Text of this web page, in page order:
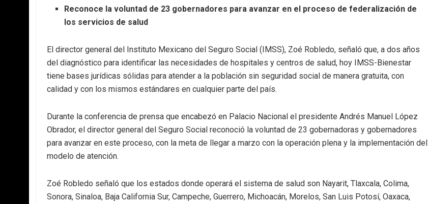
Reconoce la voluntad de 23 gobernadores para avanzar en el proceso de federalización de
los servicios de salud
El director general del Instituto Mexicano del Seguro Social (IMSS), Zoé Robledo, señaló que, a dos años
del diagnóstico para identificar las necesidades de hospitales y centros de salud, hoy IMSS-Bienestar
tiene bases jurídicas sólidas para atender a la población sin seguridad social de manera gratuita, con
calidad y con los mismos estándares en cualquier parte del país.
Durante la conferencia de prensa que encabezó en Palacio Nacional el presidente Andrés Manuel López
Obrador, el director general del Seguro Social reconoció la voluntad de 23 gobernadoras y gobernadores
para avanzar en este proceso, con la meta de llegar a marzo con la operación plena y la implementación del
modelo de atención.
Zoé Robledo señaló que los estados donde operará el sistema de salud son Nayarit, Tlaxcala, Colima,
Sonora, Sinaloa, Baja California Sur, Campeche, Guerrero, Michoacán, Morelos, San Luis Potosí, Oaxaca,